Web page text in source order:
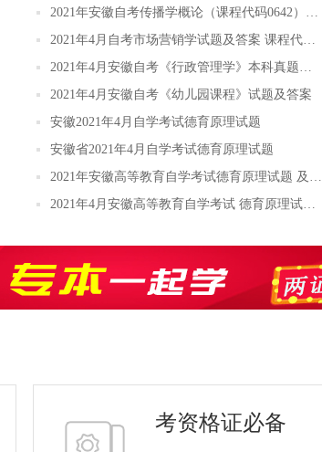
2021年安徽自考传播学概论（课程代码0642）试题及答案
2021年4月自考市场营销学试题及答案 课程代码:00058
2021年4月安徽自考《行政管理学》本科真题及答案
2021年4月安徽自考《幼儿园课程》试题及答案
安徽2021年4月自学考试德育原理试题
安徽省2021年4月自学考试德育原理试题
2021年安徽高等教育自学考试德育原理试题 及答案
2021年4月安徽高等教育自学考试 德育原理试题 及答案
考资格证必备